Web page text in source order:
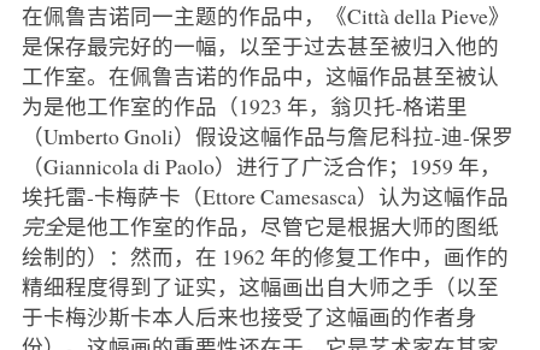
在佩鲁吉诺同一主题的作品中，《Città della Pieve》
是保存最完好的一幅，以至于过去甚至被归入他的
工作室。在佩鲁吉诺的作品中，这幅作品甚至被认
为是他工作室的作品（1923 年，翁贝托-格诺里
（Umberto Gnoli）假设这幅作品与詹尼科拉-迪-保罗
（Giannicola di Paolo）进行了广泛合作；1959 年，
埃托雷-卡梅萨卡（Ettore Camesasca）认为这幅作品
完全是他工作室的作品，尽管它是根据大师的图纸
绘制的）：然而，在 1962 年的修复工作中，画作的
精细程度得到了证实，这幅画出自大师之手（以至
于卡梅沙斯卡本人后来也接受了这幅画的作者身